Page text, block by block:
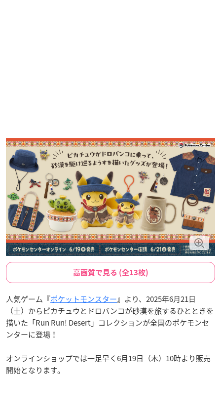
高画質で見る (全13枚)
人気ゲーム『ポケットモンスター』より、2025年6月21日
（土）からピカチュウとドロバンコが砂漠を旅するひとときを
描いた「Run Run! Desert」コレクションが全国のポケモンセ
ンターに登場！
オンラインショップでは一足早く6月19日（木）10時より販売
開始となります。